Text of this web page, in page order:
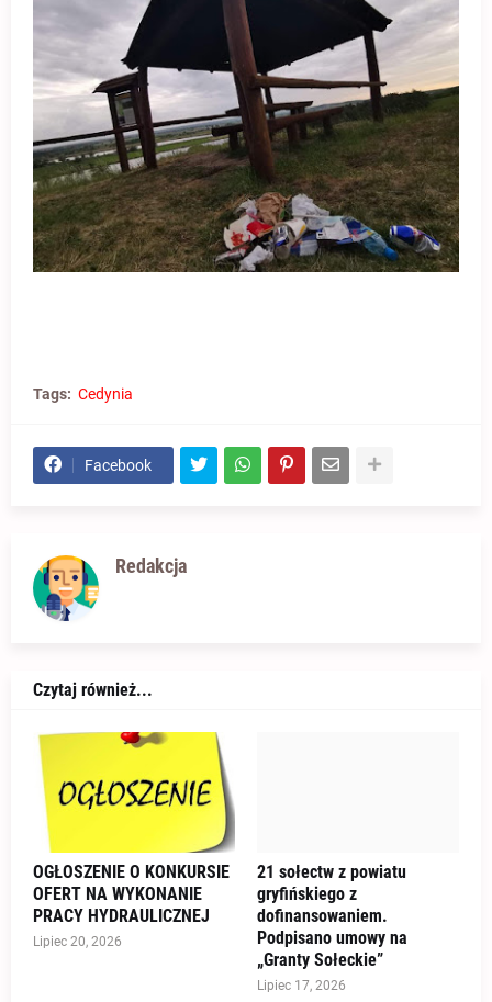
Tags: Cedynia
Facebook
Redakcja
Czytaj również...
OGŁOSZENIE O KONKURSIE
OFERT NA WYKONANIE
PRACY HYDRAULICZNEJ
Lipiec 20, 2026
21 sołectw z powiatu
gryfińskiego z
dofinansowaniem.
Podpisano umowy na
„Granty Sołeckie”
Lipiec 17, 2026